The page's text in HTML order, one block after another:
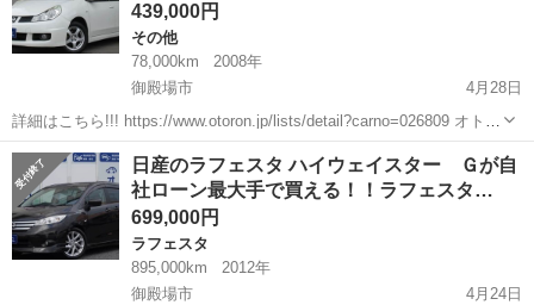
439,000円
その他
78,000km
2008年
御殿場市
4月28日
詳細はこちら!!! https://www.otoron.jp/lists/detail?carno=026809 オトロ
ンの自社ローンは金利無し！！！ 他社で断られた方でも、自己破産、
債務整理、ローンブラック...
静岡 御殿場市 ウイングロード
日産のラフェスタ ハイウェイスター Ｇが自
社ローン最大手で買える！！ラフェスタ…
699,000円
ラフェスタ
895,000km
2012年
御殿場市
4月24日